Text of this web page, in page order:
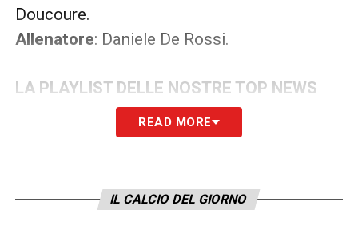
Doucoure.
Allenatore: Daniele De Rossi.
LA PLAYLIST DELLE NOSTRE TOP NEWS
READ MORE
IL CALCIO DEL GIORNO